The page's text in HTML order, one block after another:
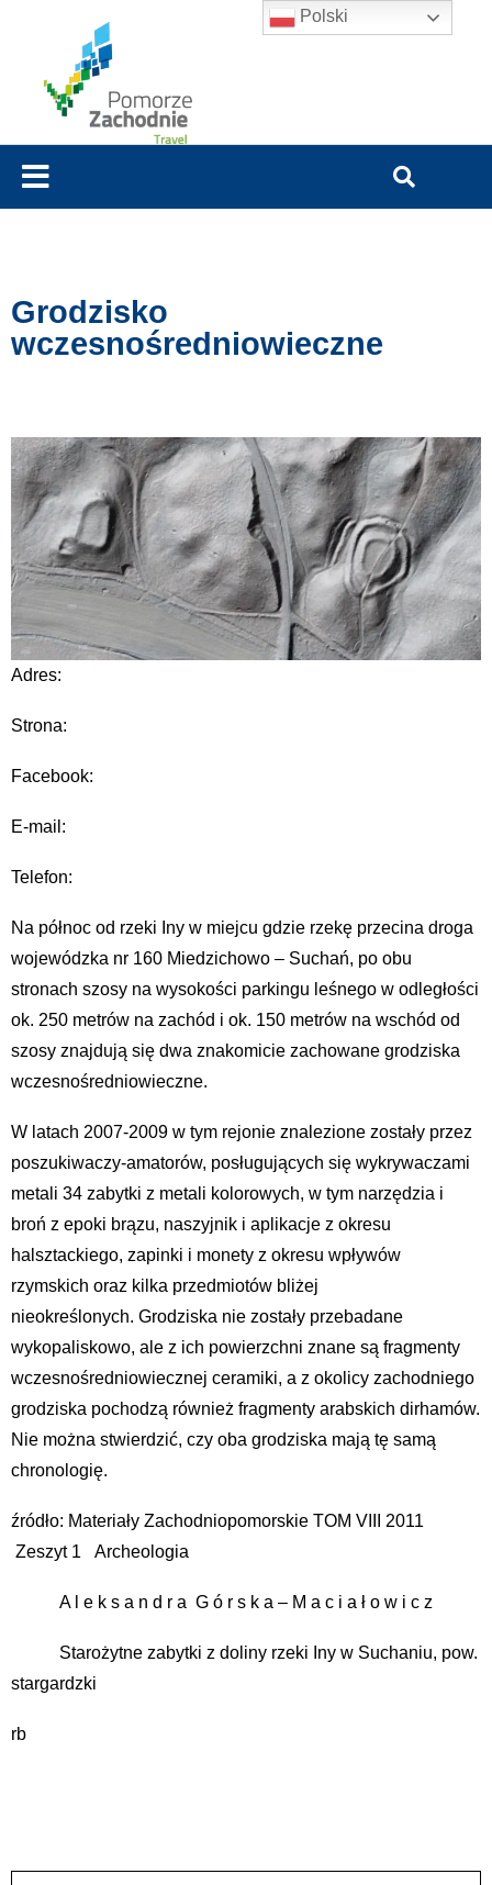
Grodzisko
wczesnośredniowieczne
Adres:
Strona:
Facebook:
E-mail:
Telefon:
Na północ od rzeki Iny w miejcu gdzie rzekę przecina droga
wojewódzka nr 160 Miedzichowo – Suchań, po obu
stronach szosy na wysokości parkingu leśnego w odległości
ok. 250 metrów na zachód i ok. 150 metrów na wschód od
szosy znajdują się dwa znakomicie zachowane grodziska
wczesnośredniowieczne.
W latach 2007-2009 w tym rejonie znalezione zostały przez
poszukiwaczy-amatorów, posługujących się wykrywaczami
metali 34 zabytki z metali kolorowych, w tym narzędzia i
broń z epoki brązu, naszyjnik i aplikacje z okresu
halsztackiego, zapinki i monety z okresu wpływów
rzymskich oraz kilka przedmiotów bliżej
nieokreślonych. Grodziska nie zostały przebadane
wykopaliskowo, ale z ich powierzchni znane są fragmenty
wczesnośredniowiecznej ceramiki, a z okolicy zachodniego
grodziska pochodzą również fragmenty arabskich dirhamów.
Nie można stwierdzić, czy oba grodziska mają tę samą
chronologię.
źródło: Materiały Zachodniopomorskie TOM VIII 2011
Zeszyt 1 Archeologia
A l e k s a n d r a G ó r s k a – M a c i a ł o w i c z
Starożytne zabytki z doliny rzeki Iny w Suchaniu, pow.
stargardzki
rb
Polski